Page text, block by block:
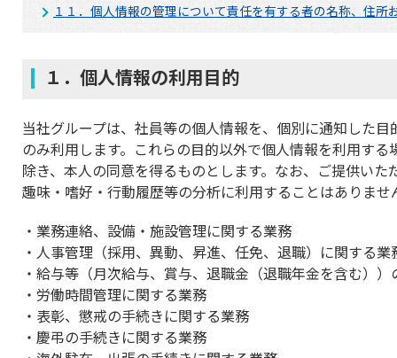
１１．個人情報の管理について責任を有する者の名称、住所
１．個人情報の利用目的
当社グループは、社員等の個人情報を、個別に通知した
のみ利用します。これらの目的以外で個人情報を利用す
除き、本人の同意を得るものとします。なお、ご提供い
趣味・嗜好・行動履歴等の分析に利用することはありませ
業務連絡、設備・施設管理に関する業務
人事管理（採用、異動、昇進、任免、退職）に関する業
給与等（月次給与、賞与、退職金（退職年金を含む）
労働時間管理に関する業務
表彰、懲戒の手続きに関する業務
慶弔の手続きに関する業務